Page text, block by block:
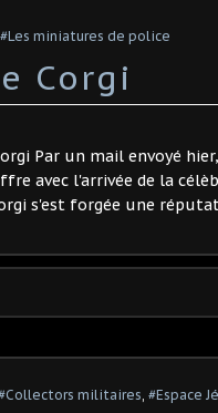
#Les miniatures de police
Corgi
Par un mail envoyé
avec l'arrivée de la
s'est forgée une
militaires, #Espace